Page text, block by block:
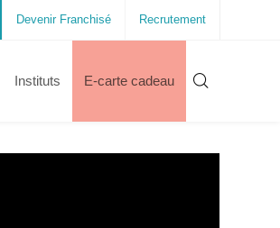
Devenir Franchisé Recrutement
Instituts E-carte cadeau